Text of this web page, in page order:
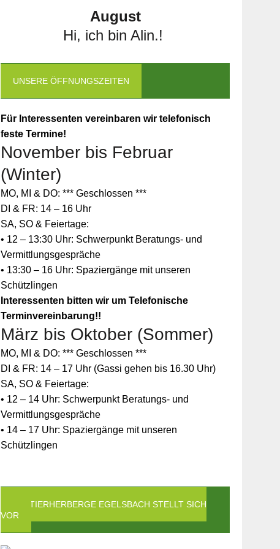
August
Hi, ich bin Alin.!
UNSERE ÖFFNUNGSZEITEN
Für Interessenten vereinbaren wir telefonisch
feste Termine!
November bis Februar
(Winter)
MO, MI & DO: *** Geschlossen ***
DI & FR: 14 – 16 Uhr
SA, SO & Feiertage:
• 12 – 13:30 Uhr: Schwerpunkt Beratungs- und
Vermittlungsgespräche
• 13:30 – 16 Uhr: Spaziergänge mit unseren
Schützlingen
Interessenten bitten wir um Telefonische
Terminvereinbarung!!
März bis Oktober (Sommer)
MO, MI & DO: *** Geschlossen ***
DI & FR: 14 – 17 Uhr (Gassi gehen bis 16.30 Uhr)
SA, SO & Feiertage:
• 12 – 14 Uhr: Schwerpunkt Beratungs- und
Vermittlungsgespräche
• 14 – 17 Uhr: Spaziergänge mit unseren
Schützlingen
DIE TIERHERBERGE EGELSBACH STELLT SICH
VOR